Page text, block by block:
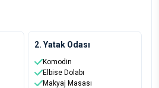
2. Yatak Odası
Komodin
Elbise Dolabı
Makyaj Masası